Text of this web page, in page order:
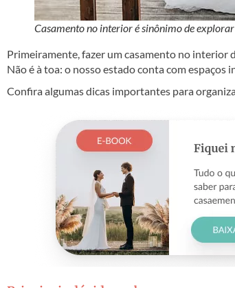
Casamento no interior é sinônimo de
Primeiramente, fazer um casamento no interior
Não é à toa: o nosso estado conta com espaços
Confira algumas dicas importantes para